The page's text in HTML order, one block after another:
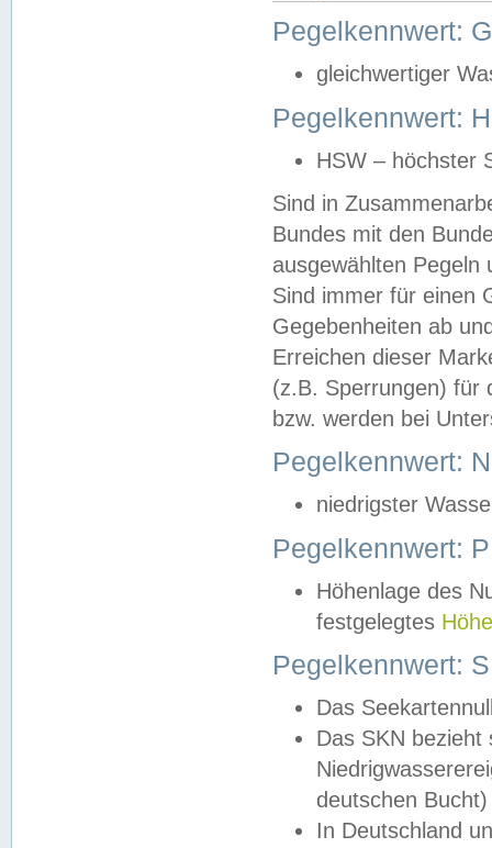
Pegelkennwert:
gleichwertiger
Pegelkennwert:
HSW – höchster
Sind in
Bundes mit den
ausgewählten
Sind immer für einen
Gegebenheiten ab
Erreichen dieser
(z.B. Sperrungen) für
bzw. werden bei
Pegelkennwert:
niedrigster
Pegelkennwert:
Höhenlage des
festgelegtes
Pegelkennwert:
Das
Das SKN
deutschen
In Deutschland